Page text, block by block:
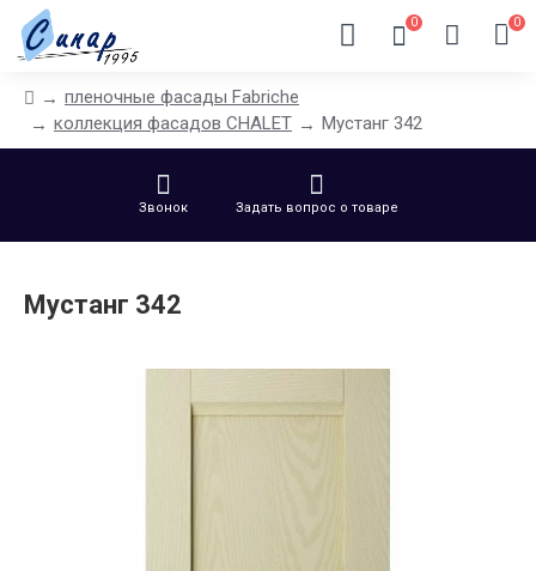
0 0
пленочные фасады Fabriche
коллекция фасадов CHALET
Мустанг 342
Звонок Задать вопрос о товаре
Мустанг 342